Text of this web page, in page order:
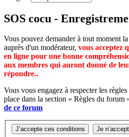
SOS cocu -
Vous pouvez demander à tout moment
auprès d'un modérateur, vous acceptez
en ligne pour une bonne
aux membres qui auront donné de
répondre..
Vous vous engagez à respecter les
place dans la section « Règles du forum
de ce forum